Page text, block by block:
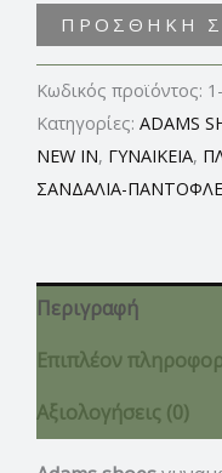
ΠΡΟΣΘΉΚΗ
Κωδικός προϊόντος:
Κατηγορίες: ADAMS
NEW IN, ΓΥΝΑΙΚΕΙΑ,
ΣΑΝΔΑΛΙΑ-
Περιγραφή
Επιπλέον
Αξιολογήσεις (0)